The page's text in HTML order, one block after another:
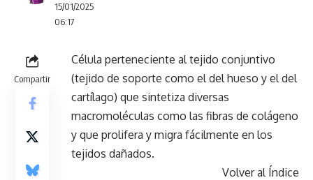
15/01/2025
06:17
Compartir
Célula perteneciente al tejido conjuntivo
(tejido de soporte como el del hueso y el del
cartílago) que sintetiza diversas
macromoléculas como las fibras de colágeno
y que prolifera y migra fácilmente en los
tejidos dañados.
Volver al Índice